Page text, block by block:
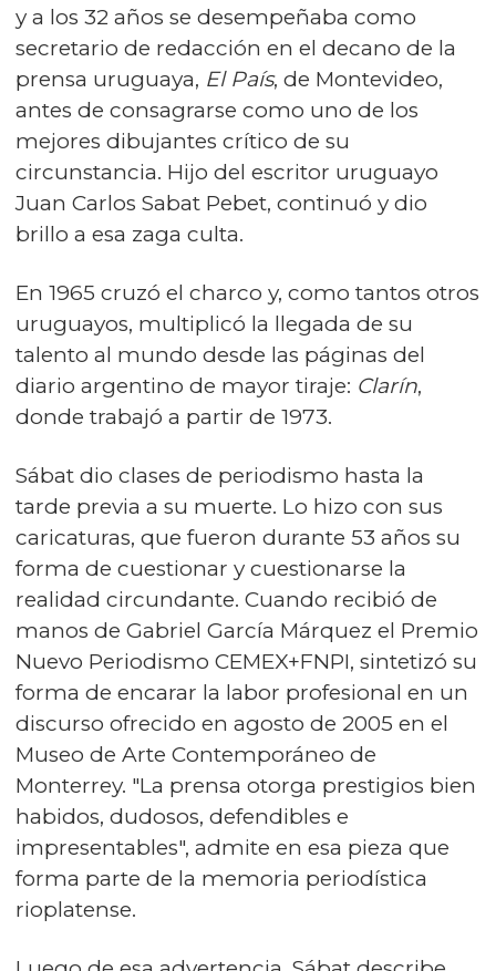
y a los 32 años se desempeñaba como
secretario de redacción en el decano de la
prensa uruguaya, El País, de Montevideo,
antes de consagrarse como uno de los
mejores dibujantes crítico de su
circunstancia. Hijo del escritor uruguayo
Juan Carlos Sabat Pebet, continuó y dio
brillo a esa zaga culta.
En 1965 cruzó el charco y, como tantos otros
uruguayos, multiplicó la llegada de su
talento al mundo desde las páginas del
diario argentino de mayor tiraje: Clarín,
donde trabajó a partir de 1973.
Sábat dio clases de periodismo hasta la
tarde previa a su muerte. Lo hizo con sus
caricaturas, que fueron durante 53 años su
forma de cuestionar y cuestionarse la
realidad circundante. Cuando recibió de
manos de Gabriel García Márquez el Premio
Nuevo Periodismo CEMEX+FNPI, sintetizó su
forma de encarar la labor profesional en un
discurso ofrecido en agosto de 2005 en el
Museo de Arte Contemporáneo de
Monterrey. "La prensa otorga prestigios bien
habidos, dudosos, defendibles e
impresentables", admite en esa pieza que
forma parte de la memoria periodística
rioplatense.